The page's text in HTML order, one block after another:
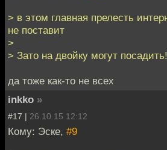
> в этом главная прелесть
не поставит
>
> Зато на двойку могут посадить!
да тоже как-то не всех
inkko »
#17 | 26.10.15 12:12
Кому: Эске, #9